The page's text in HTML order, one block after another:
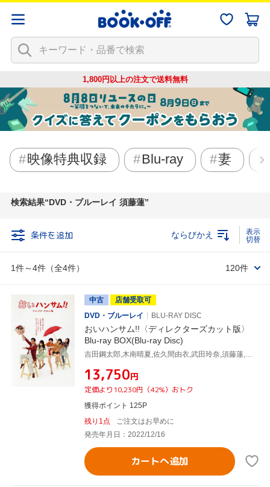
1,800円以上の注文で送料無料
映像特典収録 Blu-ray 妻
検索結果 DVD・ブルーレイ 須藤蓮
条件を追加
1件～4件（全4件）
ならびかえ
120件
中古
店舗受取可
DVD・ブルーレイ
BLU-RAY DISC
おいハンサム!!〈ディレクターズカット版〉
Blu-ray BOX(Blu-ray Disc)
¥13,750円
定価より10,230円（42%）おトク
獲得ポイント 125P
残り1点
ご注文はお早めに
発売年月日：2022/12/16
カートへ追加